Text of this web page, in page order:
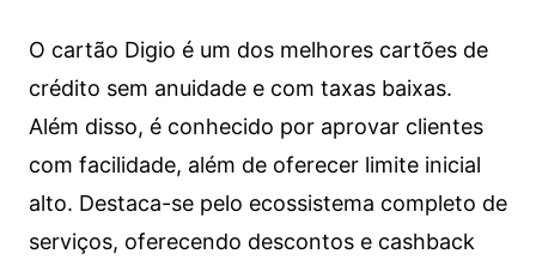
O cartão Digio é um dos melhores cartões de
crédito sem anuidade e com taxas baixas.
Além disso, é conhecido por aprovar clientes
com facilidade, além de oferecer limite inicial
alto. Destaca-se pelo ecossistema completo de
serviços, oferecendo descontos e cashback